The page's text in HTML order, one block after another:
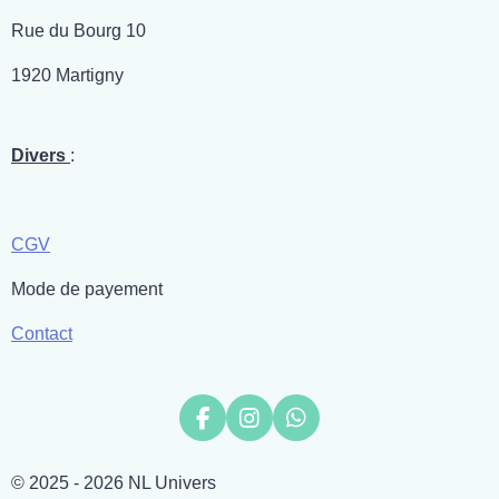
Rue du Bourg 10
1920 Martigny
Divers :
CGV
Mode de payement
Contact
F
e
I
W
© 2025 - 2026 NL Univers